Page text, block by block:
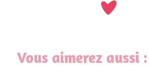
Vous aimerez aussi :